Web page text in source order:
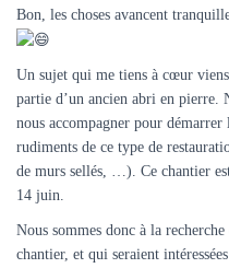
Bon, les choses avancent
Un sujet qui me tiens à cœur
partie d’un ancien abri en pierre.
nous accompagner pour
rudiments de ce type de
de murs sellés, …). Ce chantier
14 juin.
Nous sommes donc à la
chantier, et qui seraient